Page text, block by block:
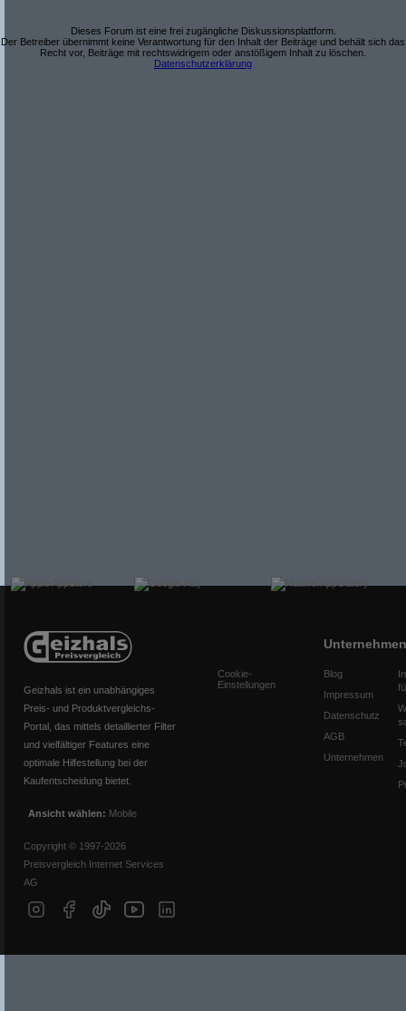
Dieses Forum ist eine frei zugängliche Diskussionsplattform.
Der Betreiber übernimmt keine Verantwortung für den Inhalt der Beiträge und behält sich das
Recht vor, Beiträge mit rechtswidrigem oder anstößigem Inhalt zu löschen.
Datenschutzerklärung
Geizhals ist ein unabhängiges
Preis- und Produktvergleichs-
Portal, das mittels detaillierter Filter
und vielfältiger Features eine
optimale Hilfestellung bei der
Kaufentscheidung bietet.
Ansicht wählen: Mobile
Copyright © 1997-2026
Preisvergleich Internet Services
AG
Cookie-
Einstellungen
Unternehmen
Blog
Impressum
Datenschutz
AGB
Unternehmen